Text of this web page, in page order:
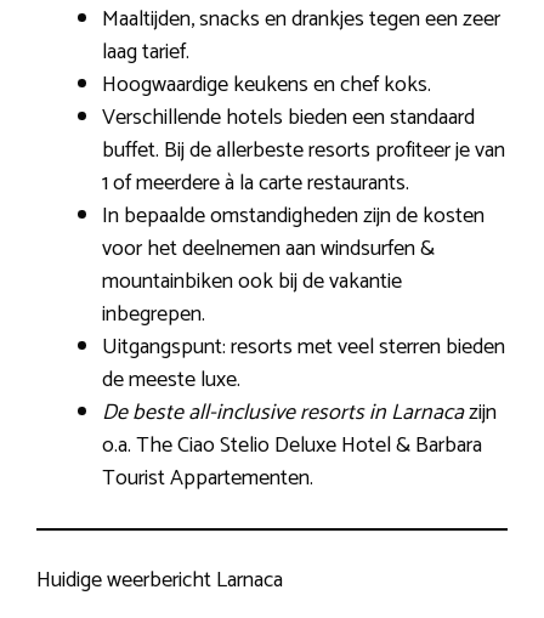
Maaltijden, snacks en drankjes tegen een zeer
laag tarief.
Hoogwaardige keukens en chef koks.
Verschillende hotels bieden een standaard
buffet. Bij de allerbeste resorts profiteer je van
1 of meerdere à la carte restaurants.
In bepaalde omstandigheden zijn de kosten
voor het deelnemen aan windsurfen &
mountainbiken ook bij de vakantie
inbegrepen.
Uitgangspunt: resorts met veel sterren bieden
de meeste luxe.
De beste all-inclusive resorts in Larnacazijn
o.a. The Ciao Stelio Deluxe Hotel & Barbara
Tourist Appartementen.
Huidige weerbericht Larnaca